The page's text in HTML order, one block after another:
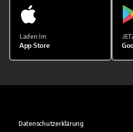
Laden im
App Store
Datenschutzerklärung